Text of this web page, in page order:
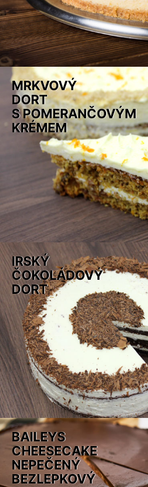
MRKVOVÝ
DORT
S POMERANČOVÝM
KRÉMEM
IRSKÝ
ČOKOLÁDOVÝ
DORT
BAILEYS
CHEESECAKE
NEPEČENÝ
BEZLEPKOVÝ